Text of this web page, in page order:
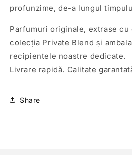
profunzime, de-a lungul
Parfumuri originale, extrase
colecția Private Blend și
recipientele noastre dedicate.
Livrare rapidă. Calitate
Share